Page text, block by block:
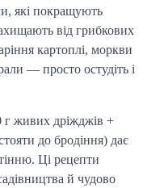
які покращують
від грибкових
картоплі, моркви
— просто остудіть і
г живих дріжджів +
до бродіння) дає
Ці рецепти
й чудово